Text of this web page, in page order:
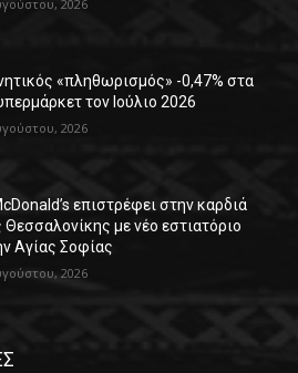
2026
«πληθωρισμός» -0,47% στα
τον Ιούλιο 2026
2026
επιστρέφει στην καρδιά
Θεσσαλονίκης με νέο εστιατόριο
Αγίας Σοφίας
2026